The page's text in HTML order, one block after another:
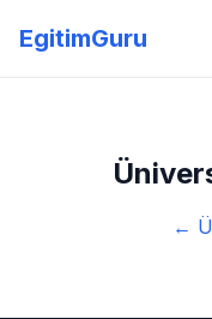
EgitimGuru
←